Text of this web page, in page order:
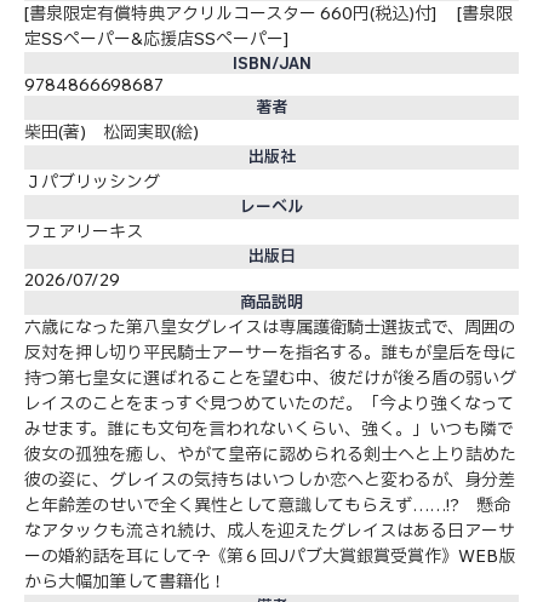
[書泉限定有償特典アクリルコースター 660円(税込)付] [書泉限
定SSペーパー&応援店SSペーパー]
ISBN/JAN
9784866698687
著者
柴田(著) 松岡実取(絵)
出版社
Ｊパブリッシング
レーベル
フェアリーキス
出版日
2026/07/29
商品説明
六歳になった第八皇女グレイスは専属護衛騎士選抜式で、周囲の
反対を押し切り平民騎士アーサーを指名する。誰もが皇后を母に
持つ第七皇女に選ばれることを望む中、彼だけが後ろ盾の弱いグ
レイスのことをまっすぐ見つめていたのだ。「今より強くなって
みせます。誰にも文句を言われないくらい、強く。」いつも隣で
彼女の孤独を癒し、やがて皇帝に認められる剣士へと上り詰めた
彼の姿に、グレイスの気持ちはいつしか恋へと変わるが、身分差
と年齢差のせいで全く異性として意識してもらえず……!? 懸命
なアタックも流され続け、成人を迎えたグレイスはある日アーサ
ーの婚約話を耳にして──？《第６回Jパブ大賞銀賞受賞作》WEB版
から大幅加筆して書籍化！